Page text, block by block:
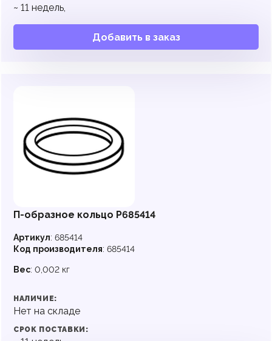
~ 11 недель,
Добавить в заказ
П-образное кольцо P685414
Артикул: 685414
Код производителя: 685414
Вес: 0,002 кг
НАЛИЧИЕ:
Нет на складе
СРОК ПОСТАВКИ: